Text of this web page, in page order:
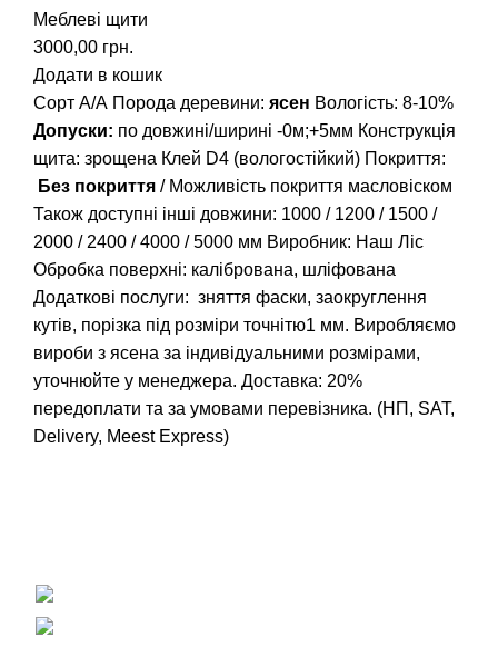
Меблеві щити
3000,00 грн.
Додати в кошик
Сорт А/А Порода деревини: ясен Вологість: 8-10%
Допуски: по довжині/ширині -0м;+5мм Конструкція
щита: зрощена Клей D4 (вологостійкий) Покриття:
Без покриття / Можливість покриття масловіском
Також доступні інші довжини: 1000 / 1200 / 1500 /
2000 / 2400 /4000 /5000 мм Виробник: Наш Ліс
Обробка поверхні: калібрована, шліфована
Додаткові послуги: зняття фаски, заокруглення
кутів, порізка під розміри точнітю1 мм. Виробляємо
вироби з ясена за індивідуальними розмірами,
уточнюйте у менеджера. Доставка: 20%
передоплати та за умовами перевізника. (НП, SAT,
Delivery, Meest Express)